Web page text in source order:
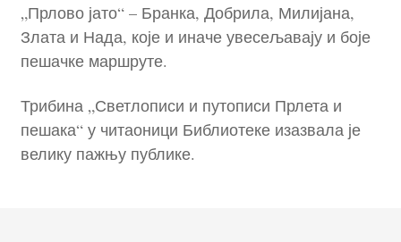
„Прлово јато“ – Бранка, Добрила, Милијана,
Злата и Нада, које и иначе увесељавају и боје
пешачке маршруте.
Трибина „Светлописи и путописи Прлета и
пешака“ у читаоници Библиотеке изазвала је
велику пажњу публике.